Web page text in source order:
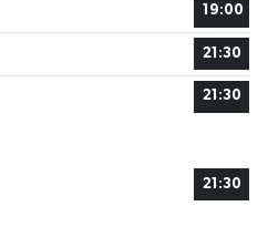
19:00
21:30
21:30
21:30